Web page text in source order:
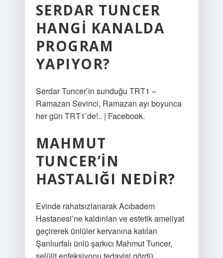
SERDAR TUNCER
HANGI KANALDA
PROGRAM
YAPIYOR?
Serdar Tuncer’in sunduğu TRT1 –
Ramazan Sevinci, Ramazan ayı boyunca
her gün TRT1’de!.. | Facebook.
MAHMUT
TUNCER’IN
HASTALIĞI NEDIR?
Evinde rahatsızlanarak Acıbadem
Hastanesi’ne kaldırılan ve estetik ameliyat
geçirerek ünlüler kervanına katılan
Şanlıurfalı ünlü şarkıcı Mahmut Tuncer,